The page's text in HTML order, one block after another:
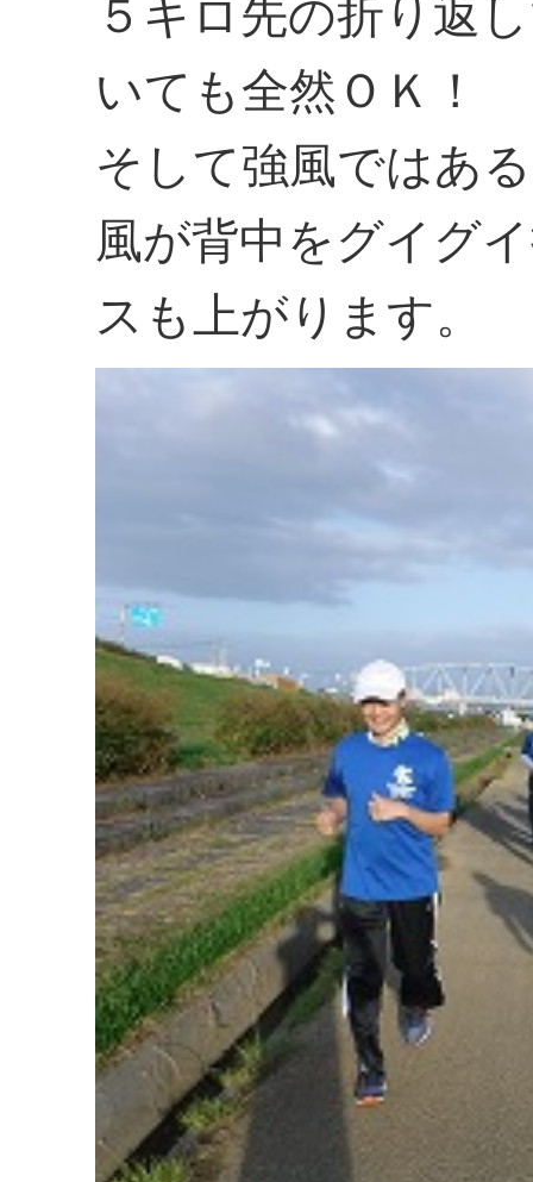
５キロ先の折り返
いても全然ＯＫ！
そして強風ではあ
風が背中をグイグ
スも上がります。